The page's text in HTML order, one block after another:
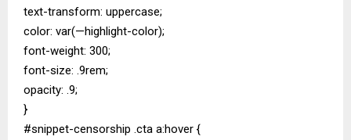
text-transform: uppercase;
color: var(—highlight-color);
font-weight: 300;
font-size: .9rem;
opacity: .9;
}
#snippet-censorship .cta a:hover {